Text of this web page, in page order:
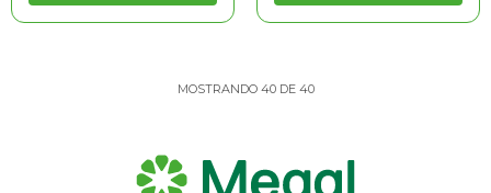
MOSTRANDO 40DE 40